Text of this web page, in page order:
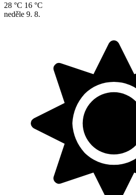
28 °C 16 °C
neděle 9. 8.